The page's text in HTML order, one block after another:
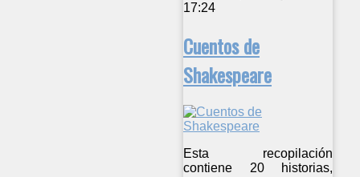
17:24
Cuentos de
Shakespeare
Esta recopilación
contiene 20 historias,